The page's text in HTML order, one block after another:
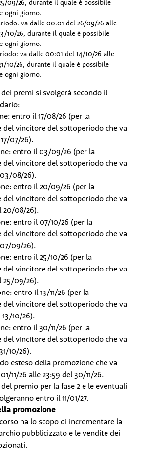
09/26, durante il quale è possibile
ogni giorno.
va dalle 00:01 del 26/09/26 alle
10/26, durante il quale è possibile
ogni giorno.
va dalle 00:01 del 14/10/26 alle
10/26, durante il quale è possibile
ogni giorno.
dei premi si svolgerà secondo il
entro il 17/08/26 (per la
del vincitore del sottoperiodo che va
07/26).
entro il 03/09/26 (per la
del vincitore del sottoperiodo che va
08/26).
entro il 20/09/26 (per la
del vincitore del sottoperiodo che va
20/08/26).
entro il 07/10/26 (per la
del vincitore del sottoperiodo che va
09/26).
entro il 25/10/26 (per la
del vincitore del sottoperiodo che va
25/09/26).
entro il 13/11/26 (per la
del vincitore del sottoperiodo che va
10/26).
entro il 30/11/26 (per la
del vincitore del sottoperiodo che va
10/26).
esteso della promozione che va
11/26 alle 23:59 del 30/11/26.
del premio per la fase 2 e le eventuali
entro il 11/01/27.
promozione
ha lo scopo di incrementare la
pubblicizzato e le vendite dei